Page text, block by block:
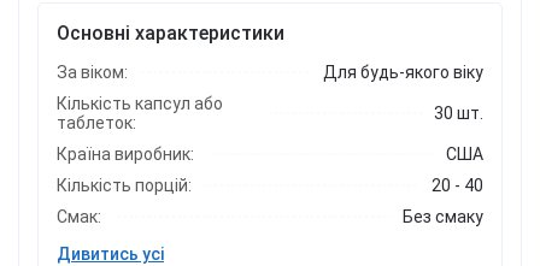
Основні характеристики
За віком:
Для будь-якого віку
Кількість капсул або
таблеток:
30 шт.
Країна виробник:
США
Кількість порцій:
20 - 40
Смак:
Без смаку
Дивитись усі